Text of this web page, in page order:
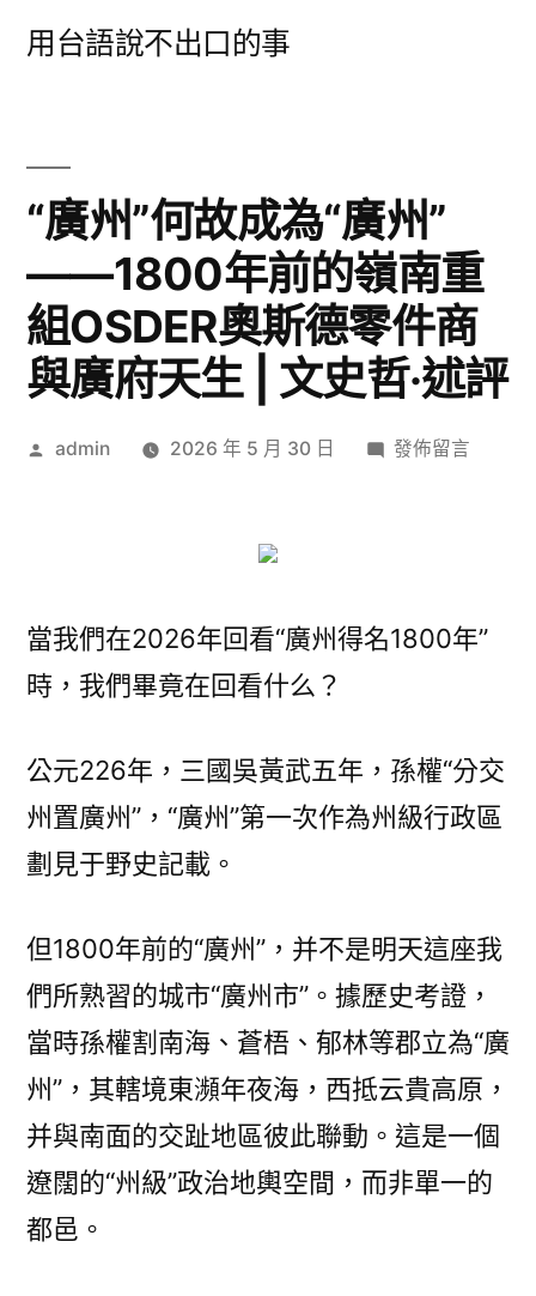
用台語說不出口的事
“廣州”何故成為“廣州”
——1800年前的嶺南重
組OSDER奧斯德零件商
與廣府天生 | 文史哲·述評
作
admin 2026 年 5 月 30 日
在
為
1800
年
南
重
OSDER
奧
斯
德
零
發佈留言
當我們在2026年回看“廣州得名1800年”
時，我們畢竟在回看什么？
公元226年，三國吳黃武五年，孫權“分交
州置廣州”，“廣州”第一次作為州級行政區
劃見于野史記載。
但1800年前的“廣州”，并不是明天這座我
們所熟習的城市“廣州市”。據歷史考證，
當時孫權割南海、蒼梧、郁林等郡立為“廣
州”，其轄境東瀕年夜海，西抵云貴高原，
并與南面的交趾地區彼此聯動。這是一個
遼闊的“州級”政治地輿空間，而非單一的
都邑。